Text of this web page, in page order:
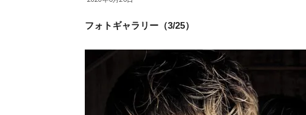
フォトギャラリー（3/25）